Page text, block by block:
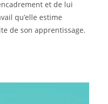
et de lui
qu’elle estime
de son apprentissage.